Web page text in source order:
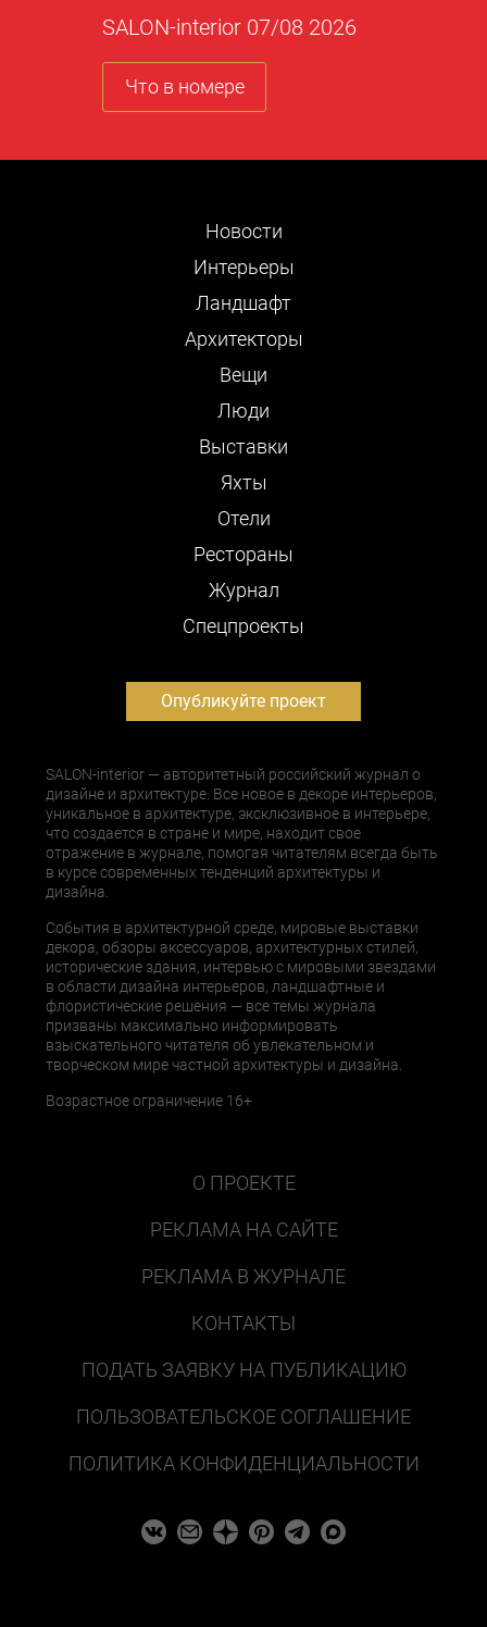
SALON-interior 07/08 2026
Что в номере
Новости
Интерьеры
Ландшафт
Архитекторы
Вещи
Люди
Выставки
Яхты
Отели
Рестораны
Журнал
Cпецпроекты
Опубликуйте проект
SALON-interior — авторитетный российский журнал о
дизайне и архитектуре. Все новое в декоре интерьеров,
уникальное в архитектуре, эксклюзивное в интерьере,
что создается в стране и мире, находит свое
отражение в журнале, помогая читателям всегда быть
в курсе современных тенденций архитектуры и
дизайна.
События в архитектурной среде, мировые выставки
декора, обзоры аксессуаров, архитектурных стилей,
исторические здания, интервью с мировыми звездами
в области дизайна интерьеров, ландшафтные и
флористические решения — все темы журнала
призваны максимально информировать
взыскательного читателя об увлекательном и
творческом мире частной архитектуры и дизайна.
Возрастное ограничение 16+
О ПРОЕКТЕ
РЕКЛАМА НА САЙТЕ
РЕКЛАМА В ЖУРНАЛЕ
КОНТАКТЫ
ПОДАТЬ ЗАЯВКУ НА ПУБЛИКАЦИЮ
ПОЛЬЗОВАТЕЛЬСКОЕ СОГЛАШЕНИЕ
ПОЛИТИКА КОНФИДЕНЦИАЛЬНОСТИ